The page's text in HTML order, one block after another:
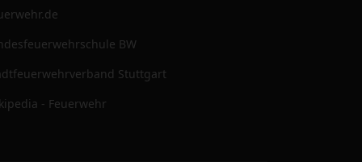
BW
Stuttgart
- Feuerwehr